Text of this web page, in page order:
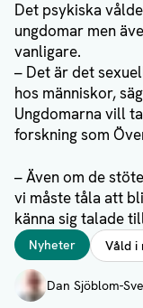
Det psykiska
ungdomar men
vanligare.
– Det är det
hos människor,
Ungdomarna vill
forskning som
– Även om de
vi måste tåla att
känna sig talade
Taggar
Nyheter Våld i
Författare
Dan Sjöblom-
Visa profil